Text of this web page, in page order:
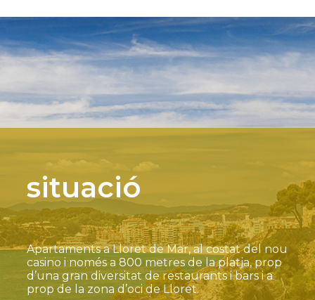
situació
Apartaments a Lloret de Mar, al costat del nou
casino i només a 800 metres de la platja, prop
d’una gran diversitat de restaurants i bars i a
prop de la zona d’oci de Lloret.